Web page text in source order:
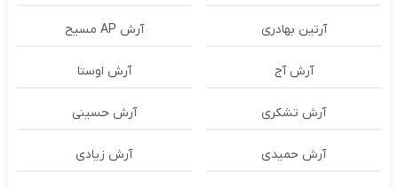
آرتین بهادری آرش AP مسیح
آرش آج آرش اوستا
آرش تشکری آرش حسینی
آرش حمیدی آرش زیادی